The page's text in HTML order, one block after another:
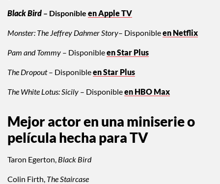
Black Bird – Disponible en Apple TV
Monster: The Jeffrey Dahmer Story– Disponibleen Netflix
Pam and Tommy – Disponibleen Star Plus
The Dropout– Disponibleen Star Plus
The White Lotus: Sicily – Disponibleen HBO Max
Mejor actor en una miniserie o
película hecha para TV
Taron Egerton, Black Bird
Colin Firth, The Staircase